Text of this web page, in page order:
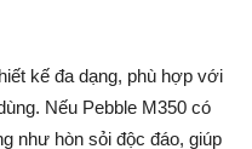
kế đa dạng, phù hợp với
Nếu Pebble M350 có
như hòn sỏi độc đáo, giúp